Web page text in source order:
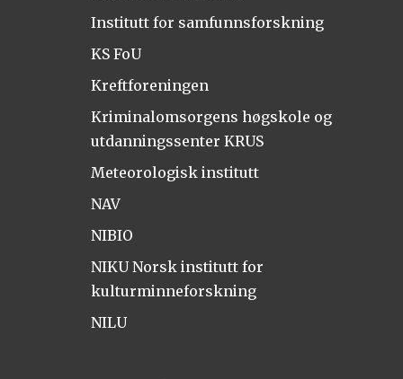
Institutt for samfunnsforskning
KS FoU
Kreftforeningen
Kriminalomsorgens høgskole og
utdanningssenter KRUS
Meteorologisk institutt
NAV
NIBIO
NIKU Norsk institutt for
kulturminneforskning
NILU